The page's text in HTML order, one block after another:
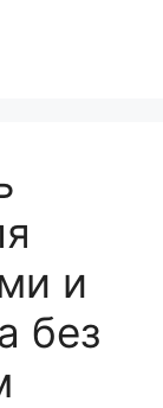
и
без